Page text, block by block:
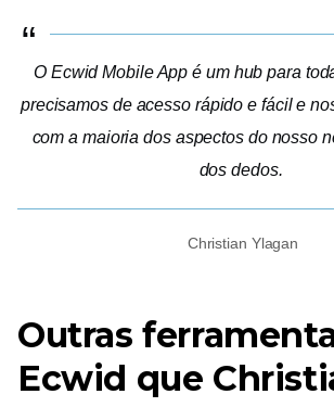
O Ecwid Mobile App é um hub para
precisamos de acesso rápido e fácil e
com a maioria dos aspectos do nosso
dos dedos.
Christian Ylagan
Outras
Ecwid que